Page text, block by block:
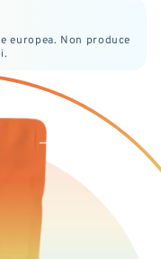
europea. Non produce